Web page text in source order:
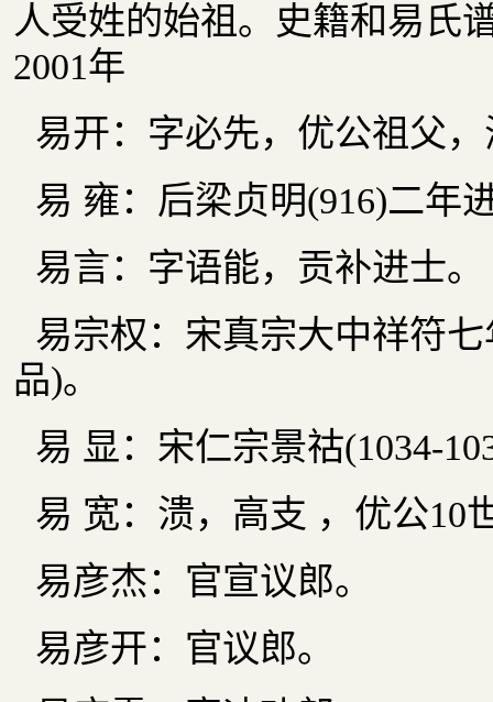
人受姓的始祖。史籍和易氏
2001年
易开：字必先，优公祖父
易 雍：后梁贞明(916)二年
易言：字语能，贡补进士。
易宗权：宋真宗大中祥符
品)。
易 显：宋仁宗景祜(1034-
易 宽：溃，高支 ，优公10
易彦杰：官宣议郎。
易彦开：官议郎。